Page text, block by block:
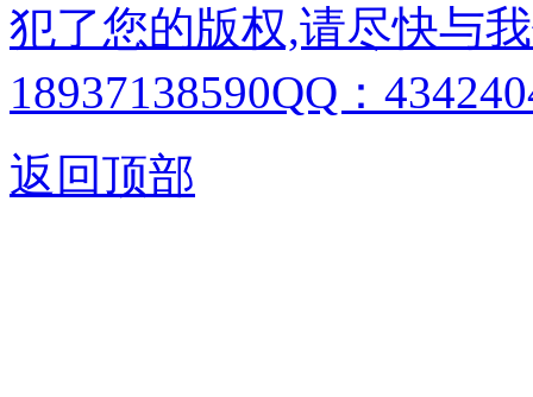
犯了您的版权,请尽快与
18937138590QQ：
返回顶部